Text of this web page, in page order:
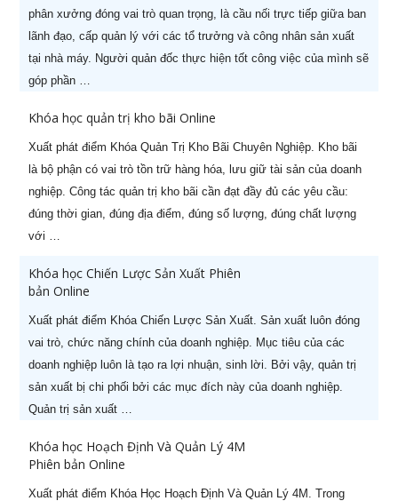
phân xưởng đóng vai trò quan trọng, là cầu nối trực tiếp giữa ban
lãnh đạo, cấp quản lý với các tổ trưởng và công nhân sản xuất
tại nhà máy. Người quản đốc thực hiện tốt công việc của mình sẽ
góp phần …
Khóa học quản trị kho bãi Online
Xuất phát điểm Khóa Quản Trị Kho Bãi Chuyên Nghiệp. Kho bãi
là bộ phận có vai trò tồn trữ hàng hóa, lưu giữ tài sản của doanh
nghiệp. Công tác quản trị kho bãi cần đạt đầy đủ các yêu cầu:
đúng thời gian, đúng địa điểm, đúng số lượng, đúng chất lượng
với …
Khóa học Chiến Lược Sản Xuất Phiên
bản Online
Xuất phát điểm Khóa Chiến Lược Sản Xuất. Sản xuất luôn đóng
vai trò, chức năng chính của doanh nghiệp. Mục tiêu của các
doanh nghiệp luôn là tạo ra lợi nhuận, sinh lời. Bởi vậy, quản trị
sản xuất bị chi phối bởi các mục đích này của doanh nghiệp.
Quản trị sản xuất …
Khóa học Hoạch Định Và Quản Lý 4M
Phiên bản Online
Xuất phát điểm Khóa Học Hoạch Định Và Quản Lý 4M. Trong
X
HOT KHAI GIẢNG THÁNG 08
1
2
Khoá học CEO Giám Đốc Điều
Hành chuyên nghiệp (-60%)
05/08/2026
3
Khoá học CCO – Giám đốc Kinh
4
Khoá học CFO – Giám đốc Tài